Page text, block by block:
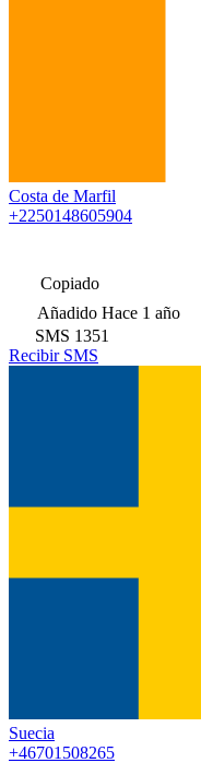
Costa de Marfil
+2250148605904
Copiado
Añadido Hace 1 año
SMS 1351
Recibir SMS
Suecia
+46701508265